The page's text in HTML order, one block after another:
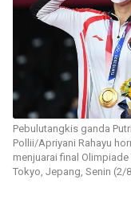
Pebulutangkis ganda
Pollii/Apriyani Rahayu
menjuarai final
Tokyo, Jepang, Senin (2/